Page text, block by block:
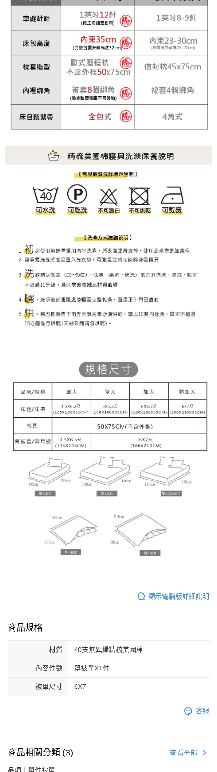
顯示電腦版詳細說明
商品規格
材質 40支無異纖精梳美國棉
內容件數 薄被單X1件
被單尺寸 6X7
客服
商品相關分類 (3) 查看全部
品項｜單件被單